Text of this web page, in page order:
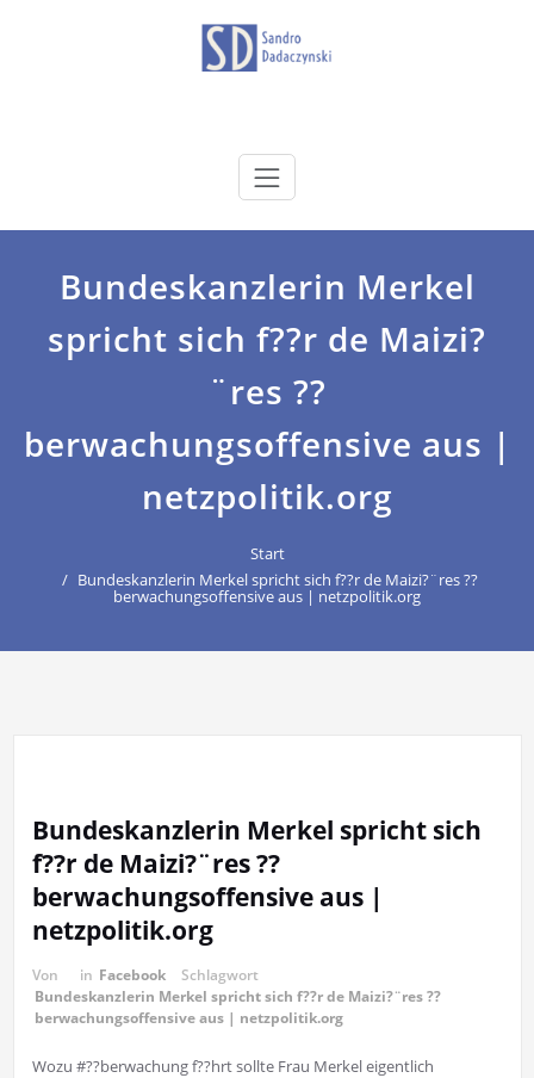
dadaczynski.de
Bundeskanzlerin Merkel
spricht sich f??r de Maizi?
¨res ??
berwachungsoffensive aus |
netzpolitik.org
Start
Bundeskanzlerin Merkel spricht sich f??r de Maizi?¨res ??
berwachungsoffensive aus | netzpolitik.org
Bundeskanzlerin Merkel spricht sich
f??r de Maizi?¨res ??
berwachungsoffensive aus |
netzpolitik.org
Von in Facebook
Schlagwort
Bundeskanzlerin Merkel spricht sich f??r de Maizi?¨res ??
berwachungsoffensive aus | netzpolitik.org
Wozu #??berwachung f??hrt sollte Frau Merkel eigentlich